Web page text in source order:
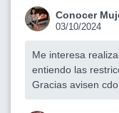
Conocer
03/10/2024
Me interesa
entiendo las
Gracias avisen